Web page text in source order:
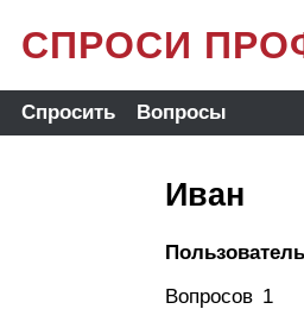
СПРОСИ
Спросить Вопросы
Иван
Вопросов 1